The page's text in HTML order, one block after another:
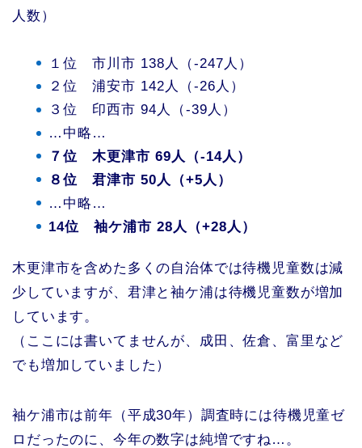
人数）
１位 市川市 138人（-247人）
２位 浦安市 142人（-26人）
３位 印西市 94人（-39人）
…中略…
７位 木更津市 69人（-14人）
８位 君津市 50人（+5人）
…中略…
14位 袖ケ浦市 28人（+28人）
木更津市を含めた多くの自治体では待機児童数は減
少していますが、君津と袖ケ浦は待機児童数が増加
しています。
（ここには書いてませんが、成田、佐倉、富里など
でも増加していました）
袖ケ浦市は前年（平成30年）調査時には待機児童ゼ
ロだったのに、今年の数字は純増ですね…。